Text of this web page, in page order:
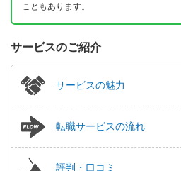
こともあります。
サービスのご紹介
サービスの魅力
転職サービスの流れ
評判・口コミ